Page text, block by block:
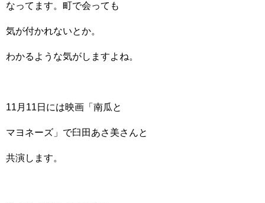
なってます。町で会っても
気が付かれないとか。
わかるような気がしますよね。
11月11日には映画「南瓜と
マヨネーズ」で臼田あさ美さんと
共演します。